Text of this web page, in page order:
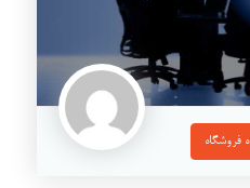
فروشگاه